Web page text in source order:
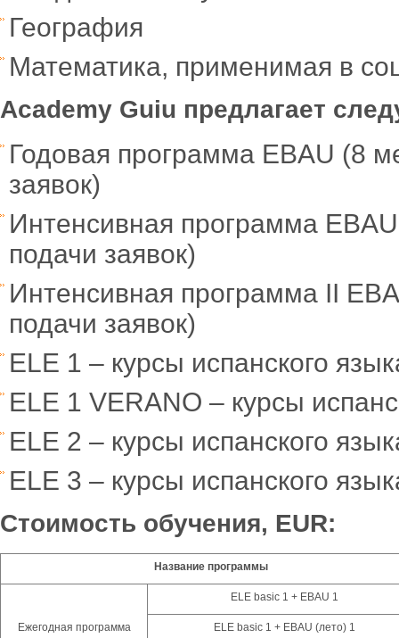
География
Математика, применимая в
Academy Guiu предлагает
Годовая программа EBAU (8
заявок)
Интенсивная программа
подачи заявок)
Интенсивная программа II
подачи заявок)
ELE 1 – курсы испанского
ELE 1 VERANO – курсы
ELE 2 – курсы испанского
ELE 3 – курсы испанского
Стоимость обучения, EUR:
Название программы
Ежегодная программа
ELE basic 1 + EBAU 1
ELE basic 1 + EBAU (лето) 1